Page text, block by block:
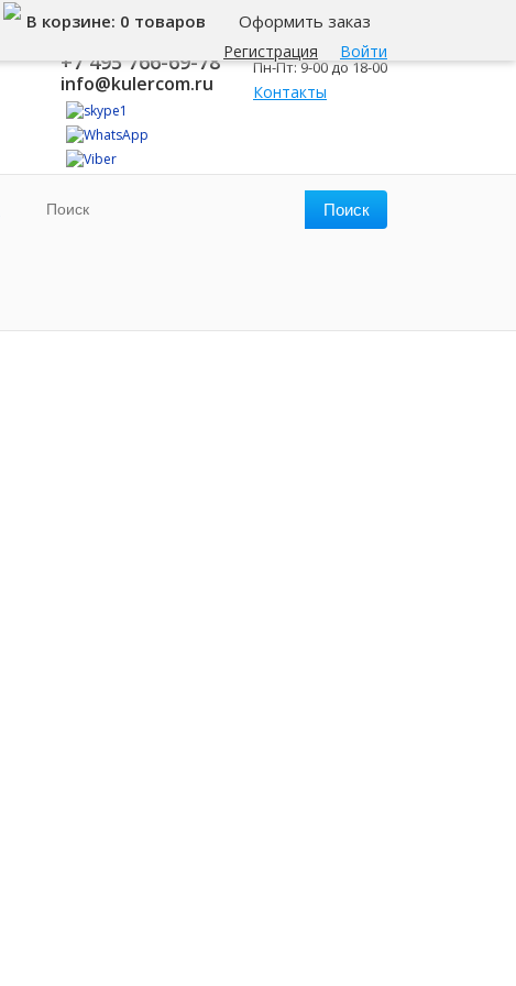
Регистрация Войти
В корзине: 0 товаров Оформить заказ
8 800 500-345-1
+7 495 766-69-78
info@kulercom.ru
Москва
Пн-Пт: 9-00 до 18-00
Контакты